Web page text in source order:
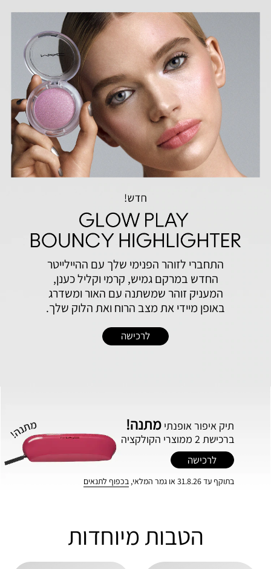
התחברי לזוהר הפנימי שלך עם ההיילייטר
החדש במרקם גמיש, קרמי וקליל כענן,
המעניק זוהר שמשתנה עם האור ומשדרג
באופן מיידי את מצב הרוח ואת הלוק שלך.
לרכישה
תיק‭ ‬איפור‭ ‬אופנתי מתנה!
ברכישת 2 ממוצרי הקולקציה
לרכישה
בתוקף עד 31.8.26 או גמר המלאי, בכפוף לתנאים
הטבות מיוחדות